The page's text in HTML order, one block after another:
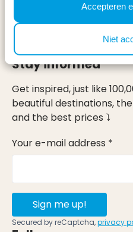
Accepteren
Niet
Stay informed
Get inspired, just like
beautiful destinations,
and the best prices ⤵
Your e-mail address *
Sign me up!
Secured by reCaptcha,privacy